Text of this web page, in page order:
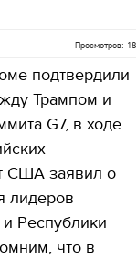
Просмотров: 18
подтвердили
Трампом и
G7, в ходе
США заявил о
лидеров
Республики
что в